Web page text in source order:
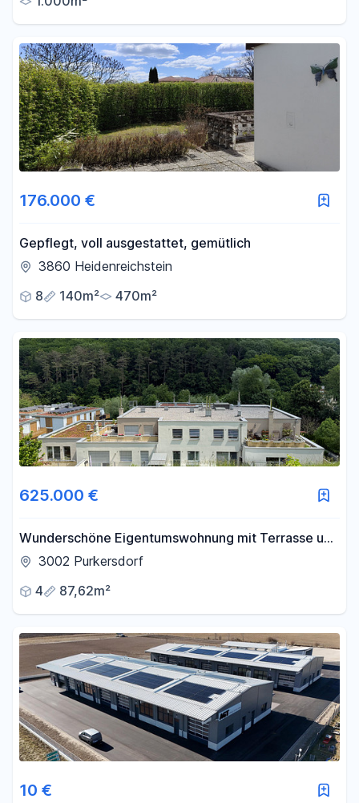
176.000 €
Gepflegt, voll ausgestattet, gemütlich
3860 Heidenreichstein
8
140m² 470m²
625.000 €
Wunderschöne Eigentumswohnung mit Terrasse und
tollem Garten in herrlicher Grünruhelage
3002 Purkersdorf
4
87,62m²
10 €